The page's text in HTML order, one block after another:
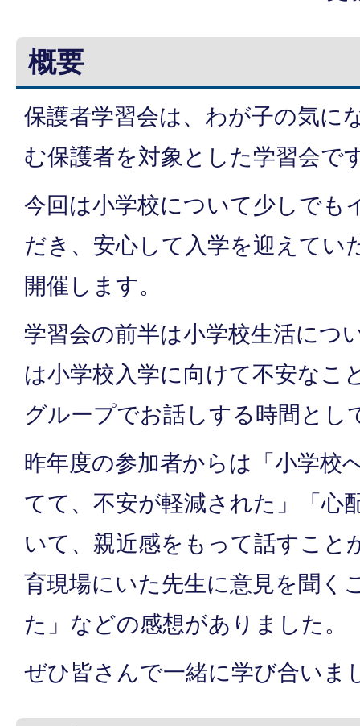
概要
保護者学習会は、わが子の気に
む保護者を対象とした学習会で
今回は小学校について少しでも
だき、安心して入学を迎えてい
開催します。
学習会の前半は小学校生活につ
は小学校入学に向けて不安なこ
グループでお話しする時間とし
昨年度の参加者からは「小学校
てて、不安が軽減された」「心
いて、親近感をもって話すこと
育現場にいた先生に意見を聞く
た」などの感想がありました。
ぜひ皆さんで一緒に学び合いま